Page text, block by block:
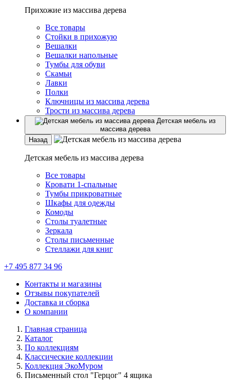
Прихожие из массива дерева
Все товары
Стойки в прихожую
Вешалки
Вешалки напольные
Тумбы для обуви
Скамьи
Лавки
Полки
Ключницы из массива дерева
Трости из массива дерева
Детская мебель из
массива дерева
Назад
Детская мебель из массива дерева
Все товары
Кровати 1-спальные
Тумбы прикроватные
Шкафы для одежды
Комоды
Столы туалетные
Зеркала
Столы письменные
Стеллажи для книг
+7 495 877 34 96
Контакты и магазины
Отзывы покупателей
Доставка и сборка
О компании
Главная страница
Каталог
По коллекциям
Классические коллекции
Коллекция ЭкоМуром
Письменный стол "Герцог" 4 ящика